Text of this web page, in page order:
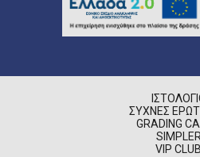
ΣΥΧΝΈΣ
GRADING
VIP CLUB